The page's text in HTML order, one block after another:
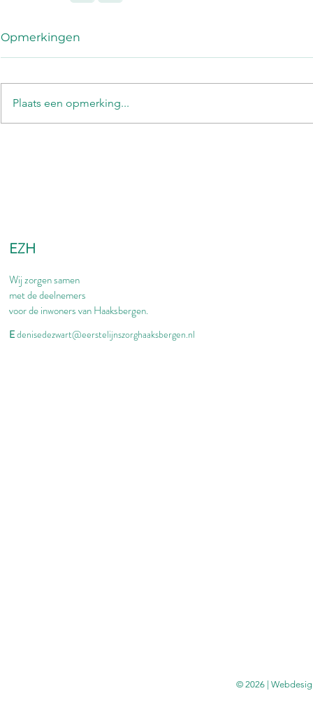
Opmerkingen
Plaats een opmerking...
EZH
Wij zorgen samen
met de deelnemers
voor de inwoners van Haaksbergen.
Edenisedezwart@eerstelijnszorghaaksbergen.nl
© 2026 |